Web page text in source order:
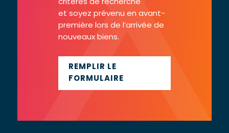
critères de recherche
et soyez prévenu en avant-
première lors de l’arrivée de
nouveaux biens.
REMPLIR LE
FORMULAIRE